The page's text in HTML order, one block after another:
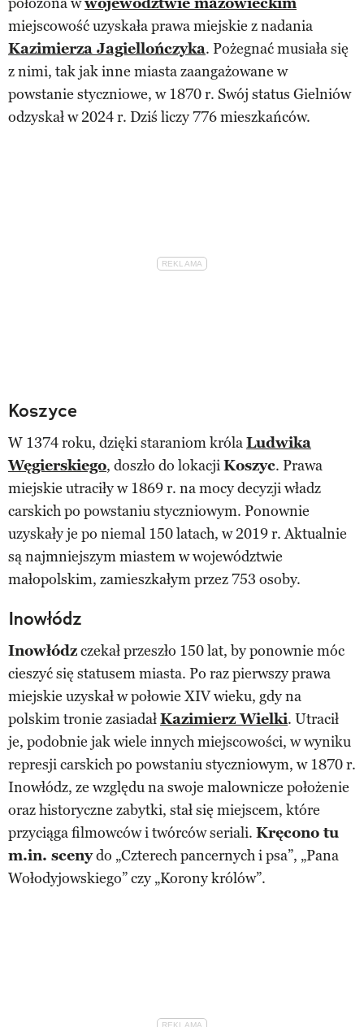
miejscowość uzyskała prawa miejskie z nadania
Kazimierza Jagiellończyka. Pożegnać musiała się
z nimi, tak jak inne miasta zaangażowane w
powstanie styczniowe, w 1870 r. Swój status Gielniów
odzyskał w 2024 r. Dziś liczy 776 mieszkańców.
Koszyce
W 1374 roku, dzięki staraniom królaLudwika
Węgierskiego, doszło do lokacjiKoszyc. Prawa
miejskie utraciły w 1869 r. na mocy decyzji władz
carskich po powstaniu styczniowym. Ponownie
uzyskały je po niemal 150 latach, w 2019 r. Aktualnie
są najmniejszym miastem w województwie
małopolskim, zamieszkałym przez 753 osoby.
Inowłódz
Inowłódzczekał przeszło 150 lat, by ponownie móc
cieszyć się statusem miasta. Po raz pierwszy prawa
miejskie uzyskał w połowie XIV wieku, gdy na
polskim tronie zasiadałKazimierz Wielki. Utracił
je, podobnie jak wiele innych miejscowości, w wyniku
represji carskich po powstaniu styczniowym, w 1870 r.
Inowłódz, ze względu na swoje malownicze położenie
oraz historyczne zabytki, stał się miejscem, które
przyciąga filmowców i twórców seriali. Kręcono tu
m.in. scenydo „Czterech pancernych i psa”, „Pana
Wołodyjowskiego” czy „Korony królów”.